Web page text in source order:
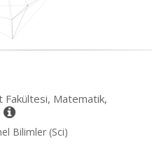
Fakültesi, Matematik,
Bilimler (Sci)